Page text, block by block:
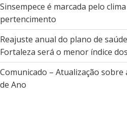
Sinsempece é marcada pelo
pertencimento
Reajuste anual do plano de
Fortaleza será o menor índice
Comunicado – Atualização
de Ano